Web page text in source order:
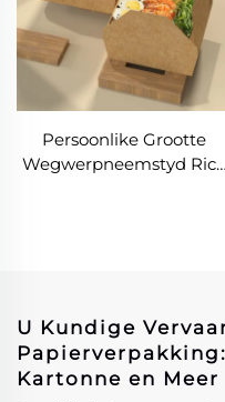
Persoonlike Grootte
Wegwerpneemstyd Rice
U Kundige
Kartonne en Meer